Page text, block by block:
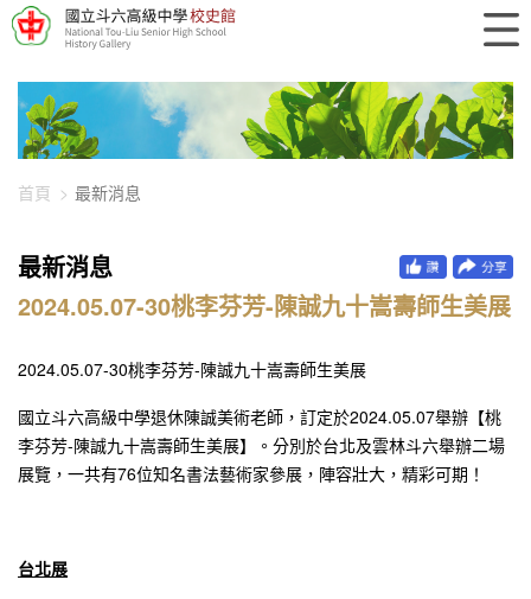
448-3020
首頁 最新消息
最新消息
2024.05.07-30桃李芬芳-陳誠九十嵩壽師生美展
2024.05.07-30桃李芬芳-陳誠九十嵩壽師生美展
國立斗六高級中學退休陳誠美術老師，訂定於2024.05.07舉辦【桃
李芬芳-陳誠九十嵩壽師生美展】。分別於台北及雲林斗六舉辦二場
展覽，一共有76位知名書法藝術家參展，陣容壯大，精彩可期！
台北展